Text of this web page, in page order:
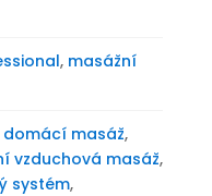
, masážní
domácí masáž,
vzduchová masáž,
systém,